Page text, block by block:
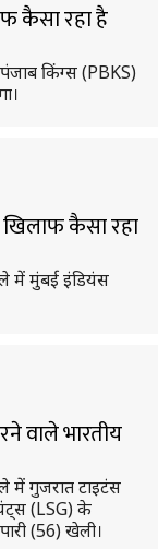
कैसा रहा है
किंग्स (PBKS)
कैसा रहा
में मुंबई इंडियंस
वाले भारतीय
में गुजरात टाइटंस
(LSG) के
(56) खेली।